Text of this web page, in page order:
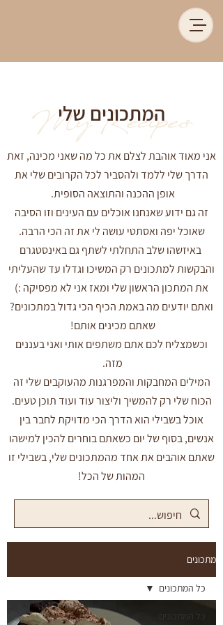
My Recipes
המתכונים שלי
אני מאוד אוהבת לצלם את כל מה שאני מכינה, זאת
הדרך שלי ללמד ולהסביר לכל הקרובים שלי את
אופן ההכנה והתוצאה הסופית.
זה גם ידוע שאנחנו אוכלים עם העינים וזו הסיבה
שאוכל יפה ואסתטי עושה לי את זה הכי הרבה.
באיזשהו שלב התחלתי לשתף גם באינסטגרם
והבקשות למתכונים רק המשיכו וגדלו עד שהעליתי
את המתכון הראשון שלי ומאז אני לא מפסיקה :)
ואתם יודעים מה באמת הכיף הכי גדול במתכונים?
שאתם מכינים אותם!
וכשמצליח לכם אתם משתפים אותי ואני בעננים
מזה.
המילים המחבקות והמפרגנות מהעוקבים שלי זה
הכוח שלי רק להמשיך וליצור עוד ועוד תוכן טעים.
אוכל בשבילי הוא הדרך הכי מדויקת לחבר בין
אנשים, בסוף של יום כשאתם בוחרים להכין למישהו
שאתם אוהבים את אחד מהמתכונים שלי, בשבילי זו
המהות של הכל!
מתכונים
כל המתכונים
כל המתכונים